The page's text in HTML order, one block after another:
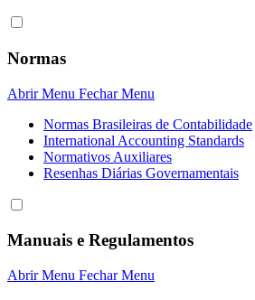
Normas
Abrir Menu Fechar Menu
Normas Brasileiras de Contabilidade
International Accounting Standards
Normativos Auxiliares
Resenhas Diárias Governamentais
Manuais e Regulamentos
Abrir Menu Fechar Menu